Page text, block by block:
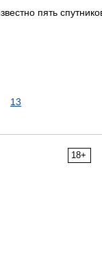
пять
13
18+